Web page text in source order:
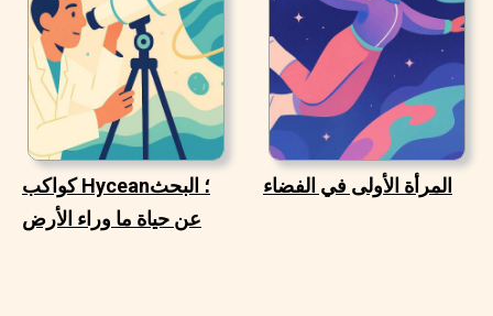
كواكب Hycean؛ البحث
عن حياة ما وراء الأرض
المرأة الأولى في الفضاء